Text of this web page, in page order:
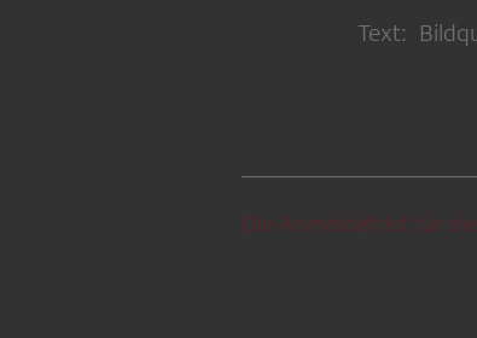
Text:
Die Anmeldefrist für